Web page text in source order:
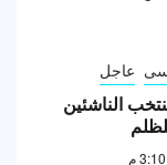
عاجل
الناشئين